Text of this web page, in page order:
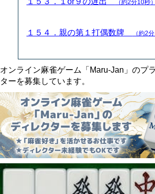
（約2分10秒）
１５４．親の第１打偶数牌 （約2分
オンライン麻雀ゲーム「Maru-Jan」のプ
ターを募集しています。